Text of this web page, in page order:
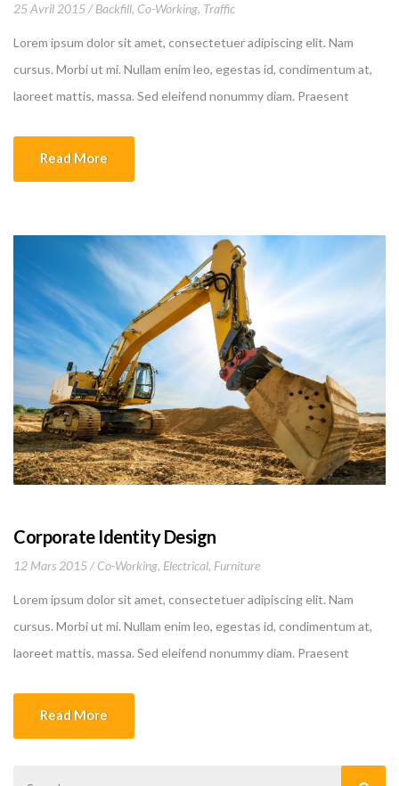
25 Avril 2015 Backfill, Co-Working, Traffic
Lorem ipsum dolor sit amet, consectetuer adipiscing elit. Nam
cursus. Morbi ut mi. Nullam enim leo, egestas id, condimentum at,
laoreet mattis, massa. Sed eleifend nonummy diam. Praesent
Read More
Corporate Identity Design
12 Mars 2015 Co-Working, Electrical, Furniture
Lorem ipsum dolor sit amet, consectetuer adipiscing elit. Nam
cursus. Morbi ut mi. Nullam enim leo, egestas id, condimentum at,
laoreet mattis, massa. Sed eleifend nonummy diam. Praesent
Read More